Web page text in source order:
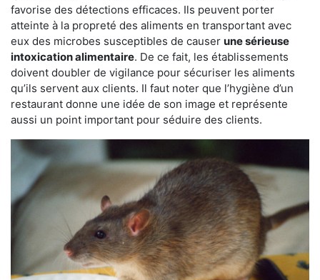
favorise des détections efficaces. Ils peuvent porter
atteinte à la propreté des aliments en transportant avec
eux des microbes susceptibles de causer une sérieuse
intoxication alimentaire. De ce fait, les établissements
doivent doubler de vigilance pour sécuriser les aliments
qu’ils servent aux clients. Il faut noter que l’hygiène d’un
restaurant donne une idée de son image et représente
aussi un point important pour séduire des clients.